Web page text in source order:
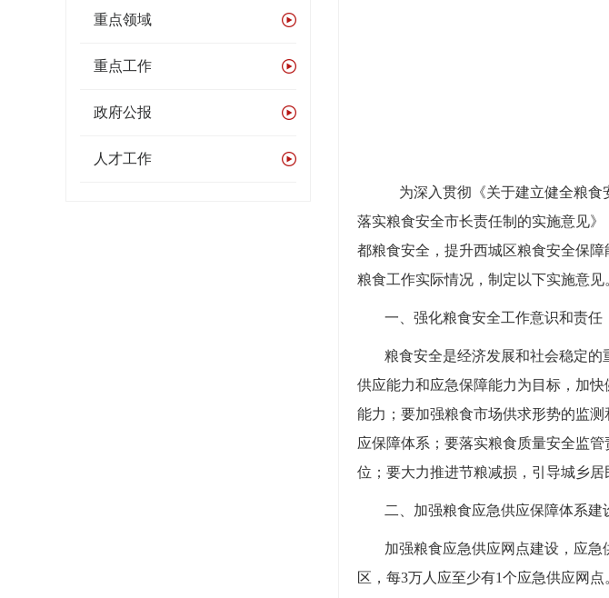
重点领域
重点工作
政府公报
人才工作
为深入贯彻《关于建立健全粮食
落实粮食安全市长责任制的实施意见
都粮食安全，提升西城区粮食安全保
粮食工作实际情况，制定以下实施意见
一、强化粮食安全工作意识和责任
粮食安全是经济发展和社会稳定
供应能力和应急保障能力为目标，加
能力；要加强粮食市场供求形势的监
应保障体系；要落实粮食质量安全监
位；要大力推进节粮减损，引导城乡居
二、加强粮食应急供应保障体系建
加强粮食应急供应网点建设，应
区，每3万人应至少有1个应急供应网